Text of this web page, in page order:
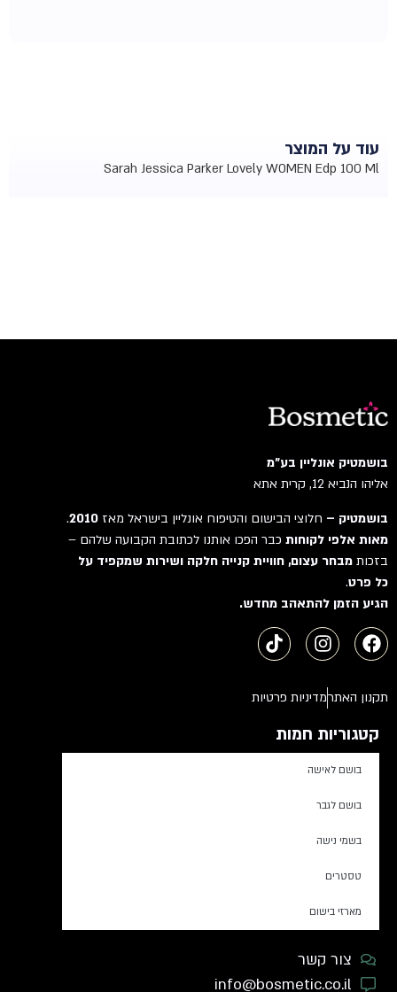
עוד על המוצר
Sarah Jessica Parker Lovely WOMEN Edp 100 Ml
בושמטיק אונליין בע"מ
אליהו הנביא 12, קרית אתא
בושמטיק –חלוצי הבישום והטיפוח אונליין בישראל מאז2010
.
מאות אלפי לקוחותכבר הפכו אותנו לכתובת הקבועה שלהם –
בזכותמבחר עצום, חוויית קנייה חלקה ושירות שמקפיד על
כל פרט.
הגיע הזמן להתאהב מחדש.
תקנון האתרמדיניות פרטיות
קטגוריות חמות
בושם לאישה
בושם לגבר
בשמי נישה
טסטרים
מארזי בישום
צור קשר
info@bosmetic.co.il